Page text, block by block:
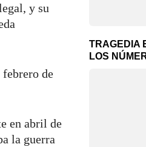
y su
febrero de
en abril de
la guerra
TRAGEDIA
LOS